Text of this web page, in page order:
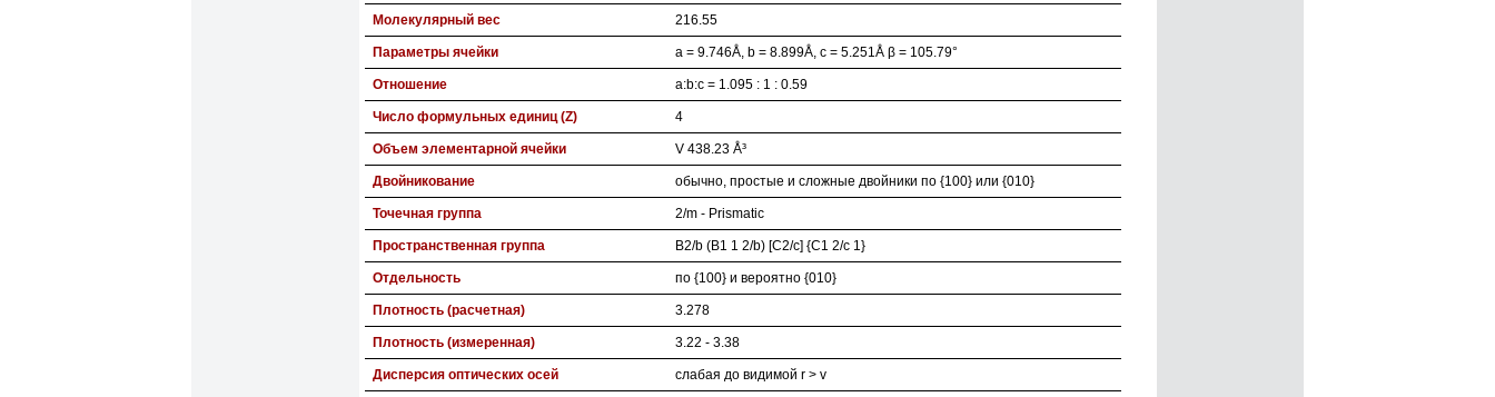
Молекулярный вес 216.55
Параметры ячейки a = 9.746Å, b = 8.899Å, c = 5.251Å β = 105.79°
Отношение a:b:c = 1.095 : 1 : 0.59
Число формульных единиц (Z) 4
Объем элементарной ячейки V 438.23 Å³
Двойникование обычно, простые и сложные двойники по {100} или {010}
Точечная группа 2/m - Prismatic
Пространственная группа B2/b (B1 1 2/b) [C2/c] {C1 2/c 1}
Отдельность по {100} и вероятно {010}
Плотность (расчетная) 3.278
Плотность (измеренная) 3.22 - 3.38
Дисперсия оптических осей слабая до видимой r > v